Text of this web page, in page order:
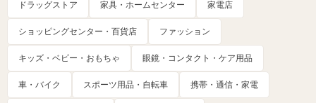
ドラッグストア 家具・ホームセンター 家電店
ショッピングセンター・百貨店 ファッション
キッズ・ベビー・おもちゃ 眼鏡・コンタクト・ケア用品
車・バイク スポーツ用品・自転車 携帯・通信・家電